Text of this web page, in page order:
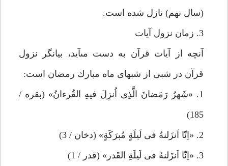
(سال نهم) نازل شده است.
3. زمان نزول آيات
آنچه از آيات قرآن به دست مى‏آيد، بيانگر نزول
قرآن در شبى از شب‏هاى ماه مبارك رمضان است:
1. «شَهرُ رَمَضانَ الَّذِى اُنزِلَ فيهِ القُرءانُ» (بقره /
185)
2. «اِنّا اَنزَلنهُ فى لَيلَةٍ مُبرَكَةٍ» (دخان / 3)
3. «اِنّا اَنزَلنهُ فى لَيلَةِ القَدر» (قدر / 1)